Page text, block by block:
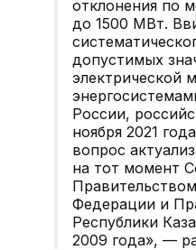
отклонения по
до 1500 МВт.
допустимых
электрической
России,
ноября 2021
вопрос
на тот момент
Федерации и
Республики
2009 года», —